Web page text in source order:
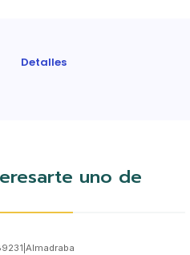
Detalles
uno de
Almadraba